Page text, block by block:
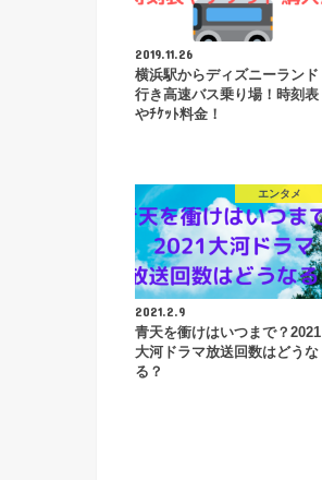
2019.11.26
横浜駅からディズニーランド
行き高速バス乗り場！時刻表
やﾁｹｯﾄ料金！
エンタメ
2021.2.9
青天を衝けはいつまで？2021
大河ドラマ放送回数はどうな
る？